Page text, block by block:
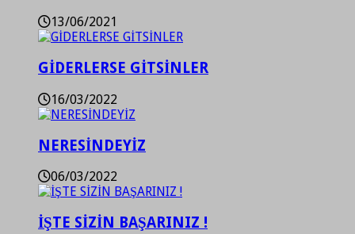
13/06/2021
GİDERLERSE GİTSİNLER
16/03/2022
NERESİNDEYİZ
06/03/2022
İŞTE SİZİN BAŞARINIZ !